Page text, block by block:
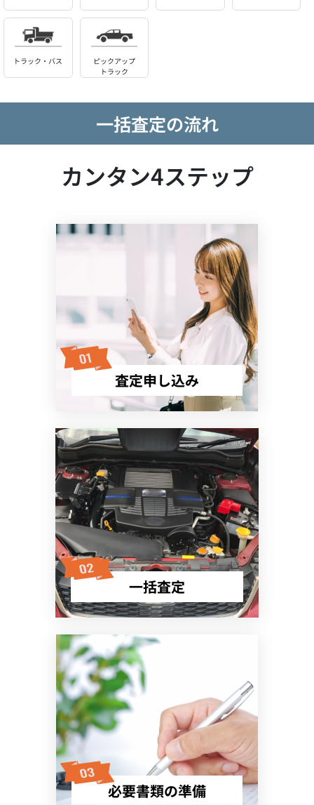
トラック・バス
ピックアップ
トラック
一括査定の流れ
カンタン4ステップ
査定申し込み
一括査定
必要書類の準備